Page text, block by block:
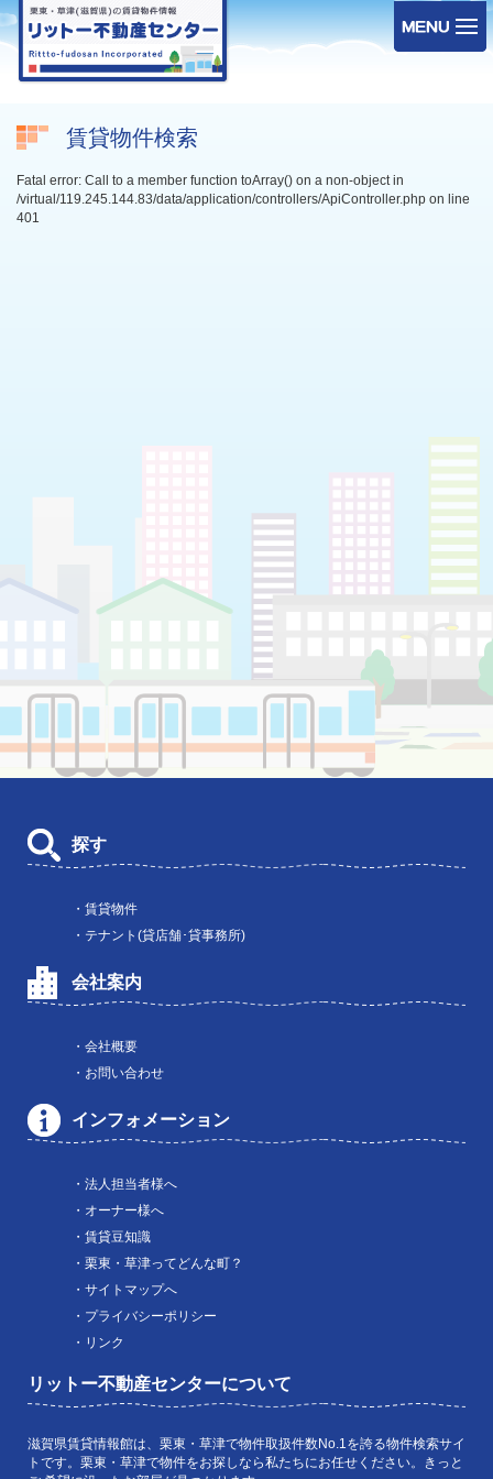
賃貸物件検索
Fatal error: Call to a member function toArray() on a non-object in
/virtual/119.245.144.83/data/application/controllers/ApiController.php on line
401
探す
・賃貸物件
・テナント(貸店舗･貸事務所)
会社案内
・会社概要
・お問い合わせ
インフォメーション
・法人担当者様へ
・オーナー様へ
・賃貸豆知識
・栗東・草津ってどんな町？
・サイトマップへ
・プライバシーポリシー
・リンク
リットー不動産センターについて
滋賀県賃貸情報館は、栗東・草津で物件取扱件数No.1を誇る物件検索サイ
トです。栗東・草津で物件をお探しなら私たちにお任せください。きっと